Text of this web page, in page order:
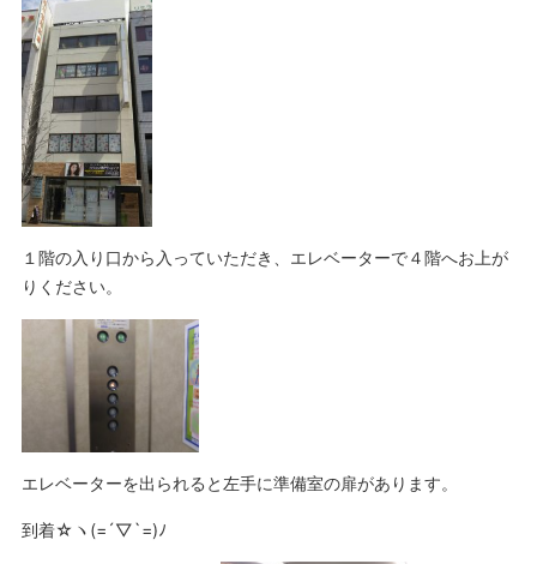
１階の入り口から入っていただき、エレベーターで４階へお上が
りください。
エレベーターを出られると左手に準備室の扉があります。
到着☆ヽ(=´▽`=)ﾉ